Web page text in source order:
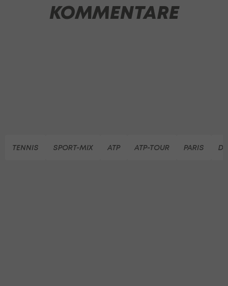
KOMMENTARE
TENNIS SPORT-MIX ATP ATP-TOUR PARIS